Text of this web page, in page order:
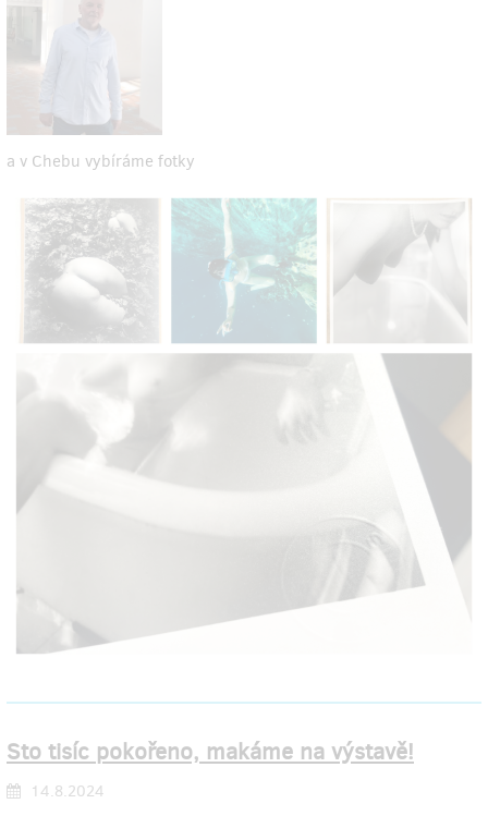
a v Chebu vybíráme fotky
Sto tisíc pokořeno, makáme na výstavě!
14.8.2024